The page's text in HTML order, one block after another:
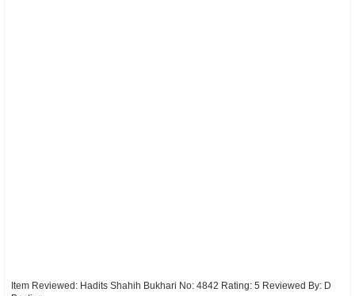
Item Reviewed: Hadits Shahih Bukhari No: 4842 Rating: 5 Reviewed By: D